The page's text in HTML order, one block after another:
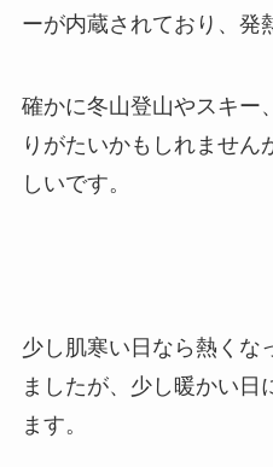
ーが内蔵されており、発
確かに冬山登山やスキー
りがたいかもしれません
しいです。
少し肌寒い日なら熱くな
ましたが、少し暖かい日
ます。